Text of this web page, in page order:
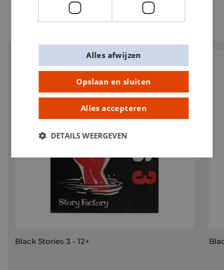
Black Stories 3 - 12+
Opslaan en sluiten
Alles accepteren
Alles afwijzen
DETAILS WEERGEVEN